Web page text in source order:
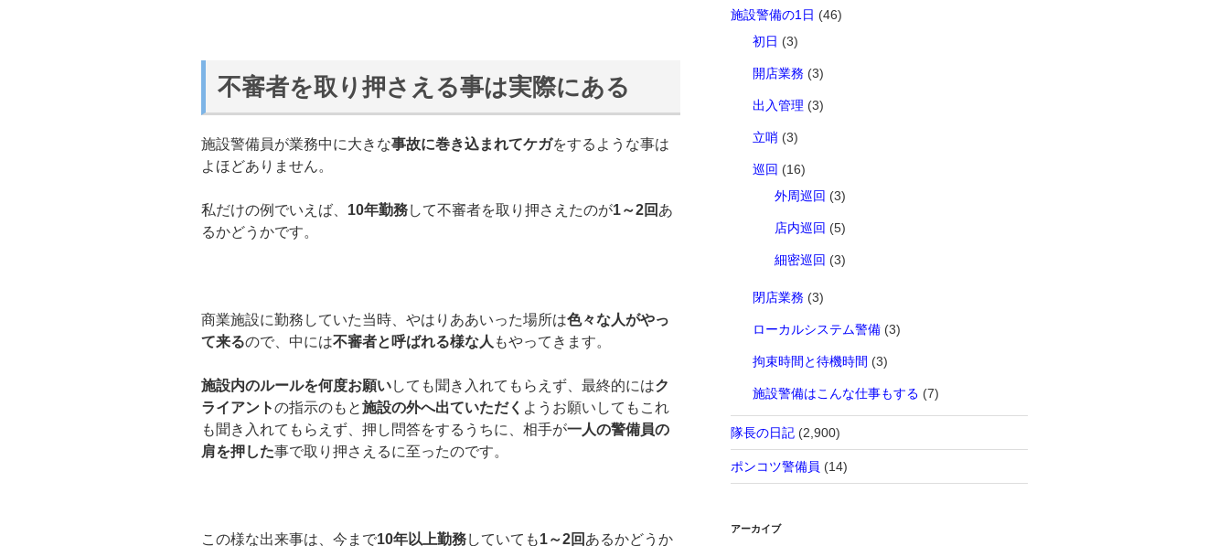
不審者を取り押さえる事は実際にある
施設警備員が業務中に大きな事故に巻き込まれてケガをするような事は
よほどありません。
私だけの例でいえば、 10年勤務して不審者を取り押さえたのが1～2回 あ
るかどうかです。
商業施設に勤務していた当時、やはりああいった場所は色々な人がやっ
て来るので、中には不審者と呼ばれる様な人 もやってきます。
施設内のルールを何度お願いしても聞き入れてもらえず、最終的にはク
ライアントの指示のもと施設の外へ出ていただく ようお願いしてもこれ
も聞き入れてもらえず、押し問答をするうちに、相手が一人の警備員の
肩を押した事で取り押さえるに至ったのです。
この様な出来事は、今まで10年以上勤務していても1～2回 あるかどうか
施設警備の1日 (46)
初日 (3)
開店業務 (3)
出入管理 (3)
立哨 (3)
巡回 (16)
外周巡回 (3)
店内巡回 (5)
細密巡回 (3)
閉店業務 (3)
ローカルシステム警備(3)
拘束時間と待機時間 (3)
施設警備はこんな仕事もする (7)
隊長の日記(2,900)
ポンコツ警備員 (14)
アーカイブ